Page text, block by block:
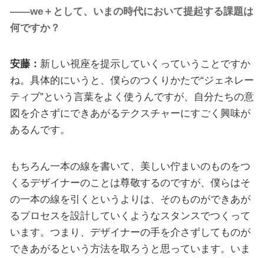
――we＋として、いまの時代において提起する課題は
何ですか？
安藤： 新しい視座を提示していくっていうことですか
ね。具体的にいうと、僕らのつくりかたで“ジェネレー
ティブ”という言葉をよく使うんですが、自分たちの意
図を介さずにできあがるテクスチャーにすごく興味が
あるんです。
もちろん一本の線を書いて、美しい佇まいのものをつ
くるデザイナーのことは尊敬するのですが、僕らはそ
の一本の線を引くというよりは、そのものができあが
るプロセスを設計していくようなスタンスでつくって
います。つまり、デザイナーの手を介さずしてものが
できあがるという方法を取ろうと思っています。いま